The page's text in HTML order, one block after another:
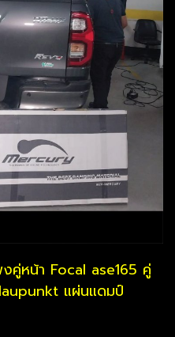
คู่หน้า Focal ase165 คู่
แผ่นแดมป์